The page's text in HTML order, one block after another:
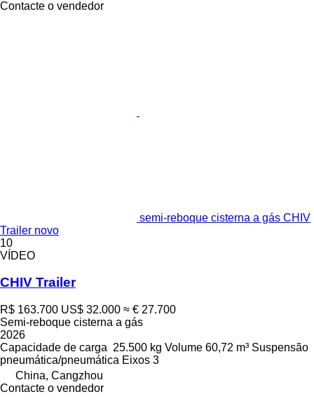
Contacte o vendedor
semi-reboque cisterna a gás CHIV
Trailer novo
10
VÍDEO
CHIV Trailer
R$ 163.700 US$ 32.000 ≈ € 27.700
Semi-reboque cisterna a gás
2026
Capacidade de carga 25.500 kg Volume 60,72 m³ Suspensão
pneumática/pneumática Eixos 3
China, Cangzhou
Contacte o vendedor